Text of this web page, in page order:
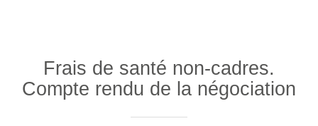
Frais de santé non-cadres.
Compte rendu de la négociation